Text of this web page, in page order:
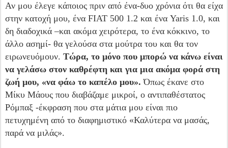
Αν μου έλεγε κάποιος πριν από ένα-δυο χρόνια ότι θα είχα
στην κατοχή μου, ένα FIAT 500 1.2 και ένα Yaris 1.0, και
δη διαδοχικά –και ακόμα χειρότερα, το ένα κόκκινο, το
άλλο ασημί- θα γελούσα στα μούτρα του και θα τον
ειρωνευόμουν. Τώρα, το μόνο που μπορώ να κάνω είναι
να γελάσω στον καθρέφτη και για μια ακόμα φορά στη
ζωή μου, «να φάω το καπέλο μου».Όπως έκανε στο
Μίκυ Μάους που διαβάζαμε μικροί, ο αντιπαθέστατος
Ρόμπαξ -έκφραση που στα μάτια μου είναι πιο
πετυχημένη από το διαφημιστικό «Καλύτερα να μασάς,
παρά να μιλάς».